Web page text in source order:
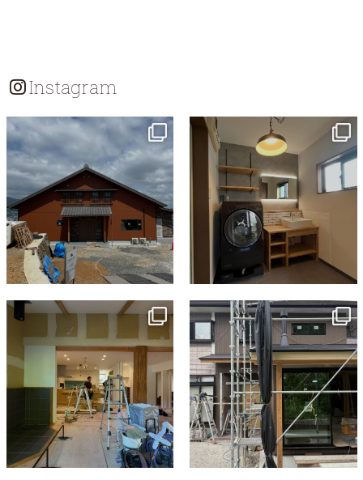
Instagram
tomohouseinc
tomohouseinc
7月 13
tomohouseinc
tomohouseinc
6月 3